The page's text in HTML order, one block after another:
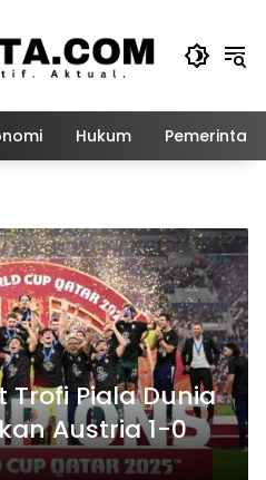
Hukum
Piala Dunia
Austria 1-0